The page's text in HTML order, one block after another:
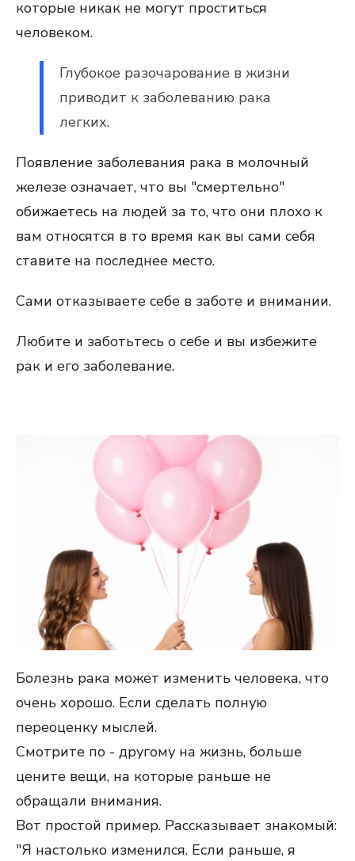
которые никак не могут проститься
человеком.
Глубокое разочарование в жизни
приводит к заболеванию рака
легких.
Появление заболевания рака в молочный
железе означает, что вы "смертельно"
обижаетесь на людей за то, что они плохо к
вам относятся в то время как вы сами себя
ставите на последнее место.
Сами отказываете себе в заботе и внимании.
Любите и заботьтесь о себе и вы избежите
рак и его заболевание.
Болезнь рака может изменить человека, что
очень хорошо. Если сделать полную
переоценку мыслей.
Смотрите по - другому на жизнь, больше
цените вещи, на которые раньше не
обращали внимания.
Вот простой пример. Рассказывает знакомый:
"Я настолько изменился. Если раньше, я